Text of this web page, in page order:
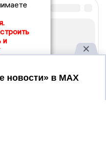
и